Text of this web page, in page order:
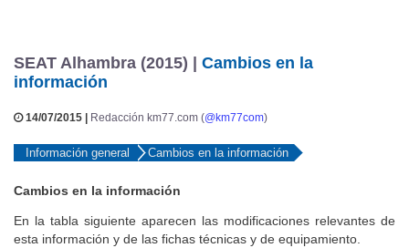
SEAT Alhambra (2015) | Cambios en la
información
14/07/2015 | Redacción km77.com (@km77com)
Información general Cambios en la información
Cambios en la información
En la tabla siguiente aparecen las modificaciones relevantes de
esta información y de las fichas técnicas y de equipamiento.